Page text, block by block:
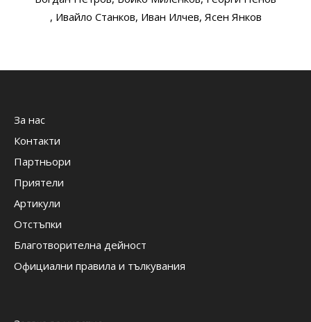
, Ивайло Станков, Иван Илчев, Ясен Янков
За нас
Контакти
Партньори
Приятели
Артикули
Отстъпки
Благотворителна дейност
Официални правила и тълкувания